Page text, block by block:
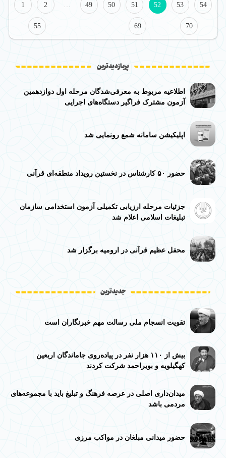
1 2 49 50 51 52 53 54
55 69 70
پربازدیدترین
اطلاعیه مربوط به معرفی‌شدگان مرحله اول دوازدهمین
آزمون مشترک فراگیر دستگاه‌های اجرایی
اپلیکیشن سامانه شمع رونمایی شد
حضور ۵۰ کارشناس در نخستین رویداد منطقه‌ای قرآنی
جزئیات مرحله ارزیابی تکمیلی آزمون استخدامی سازمان
تبلیغات اسلامی اعلام شد
محفل عظیم قرآنی در ارومیه برگزار شد
جدیدترین
تقویت انسجام ملی رسالت مهم خبرنگاران است
بیش از ۱۱۰ هزار نفر در پیاده‌روی جاماندگان اربعین
کهگیلویه و بویراحمد شرکت کردند
میدان‌داری اصلی در عرصه فرهنگ و تبلیغ باید با مجموعه‌های
مردمی باشد
حضور میدانی مبلغان در مواکب مرزی